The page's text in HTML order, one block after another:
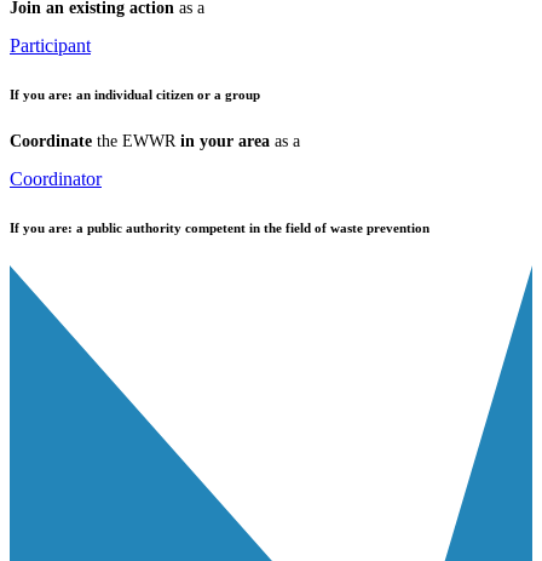
Join an existing action as a
Participant
If you are: an individual citizen or a group
Coordinate the EWWR in your area as a
Coordinator
If you are: a public authority competent in the field of waste prevention